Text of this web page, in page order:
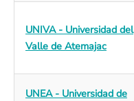
UNIVA - Universidad del
Valle de Atemajac
UNEA - Universidad de